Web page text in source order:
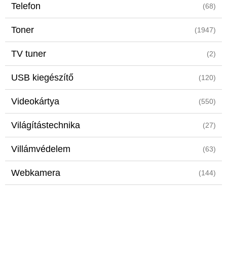
Telefon (68)
Toner (1947)
TV tuner (2)
USB kiegészítő (120)
Videokártya (550)
Világítástechnika (27)
Villámvédelem (63)
Webkamera (144)